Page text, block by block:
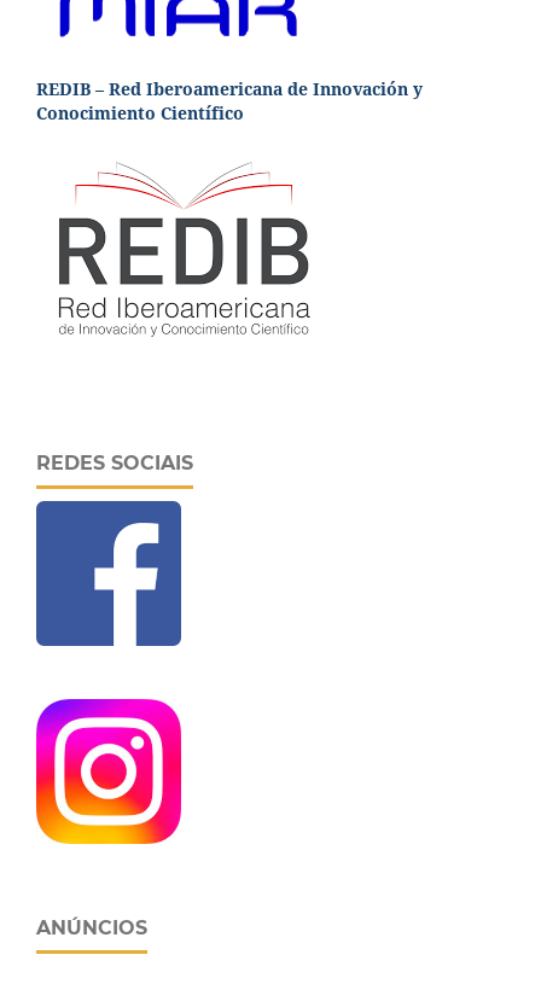
REDIB – Red Iberoamericana de Innovación y
Conocimiento Científico
REDES SOCIAIS
ANÚNCIOS